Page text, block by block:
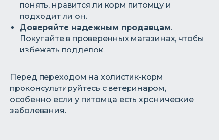
понять, нравится ли корм питомцу и
подходит ли он.
Доверяйте надежным продавцам.
Покупайте в проверенных магазинах, чтобы
избежать подделок.
Перед переходом на холистик-корм
проконсультируйтесь с ветеринаром,
особенно если у питомца есть хронические
заболевания.